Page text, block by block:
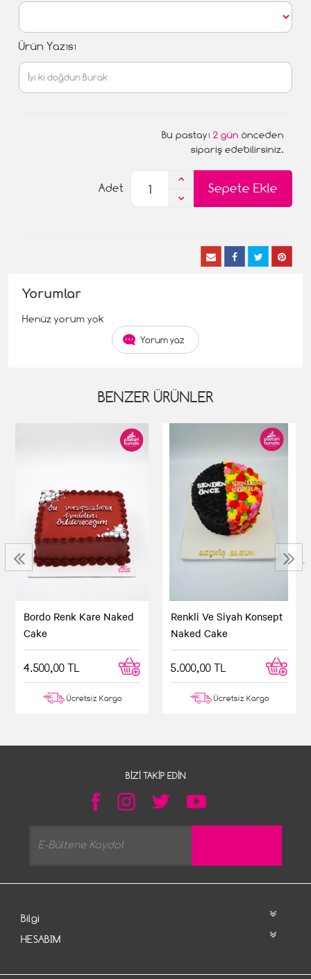
Ürün Yazısı
Bu pastayı 2 gün önceden
sipariş edebilirsiniz.
Sepete Ekle
Adet
Yorumlar
Henüz yorum yok
Yorum yaz
BENZER ÜRÜNLER
Bordo Renk Kare Naked
Cake
4.500,00 TL
Ücretsiz Kargo
Renkli Ve Siyah Konsept
Naked Cake
5.000,00 TL
Ücretsiz Kargo
‹ ›
BIZI TAKIP EDIN
Bilgi
HESABIM